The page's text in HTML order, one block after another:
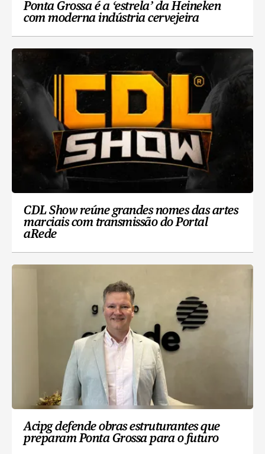
Ponta Grossa é a ‘estrela’ da Heineken
com moderna indústria cervejeira
CDL Show reúne grandes nomes das artes
marciais com transmissão do Portal
aRede
Acipg defende obras estruturantes que
preparam Ponta Grossa para o futuro